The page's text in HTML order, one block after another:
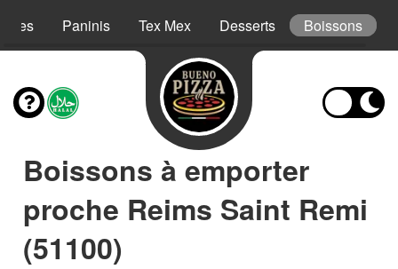
Paninis Tex Mex Desserts Boissons
Boissons à emporter
proche Reims Saint Remi
(51100)